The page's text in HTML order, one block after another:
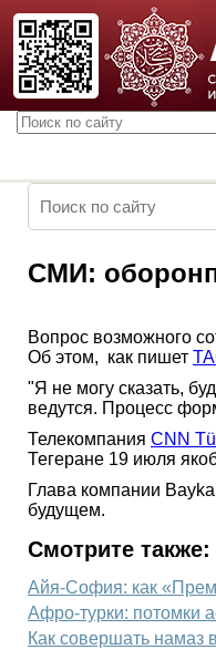
СМИ:
Вопрос возможного
Об этом, как пишет
"Я не могу сказать,
ведутся. Процесс
Телекомпания CNN
Тегеране 19 июля
Глава компании
будущем.
Смотрите также:
Айя-София: как
Афро-турки: потомки
Как совершать намаз